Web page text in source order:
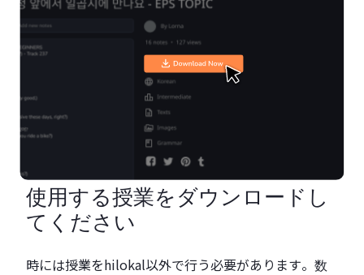
使用する授業をダウンロードし
てください
時には授業をhilokal以外で行う必要があります。数